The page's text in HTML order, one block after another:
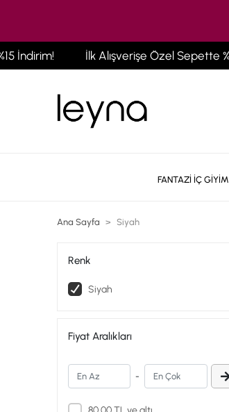
İlk Alışverişe Özel Sepette %15 İndirim!
FANTAZİ İÇ GİYİM
Ana Sayfa Siyah
Renk
Siyah
Fiyat Aralıkları
-